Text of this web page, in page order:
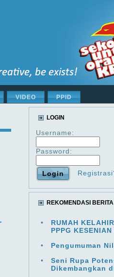
VIDEO PPID
LOGIN
Username:
Password:
REKOMENDASI
•
RUMAH
PPPG
•
Pengumuman
•
Seni Rupa
Dikembangkan